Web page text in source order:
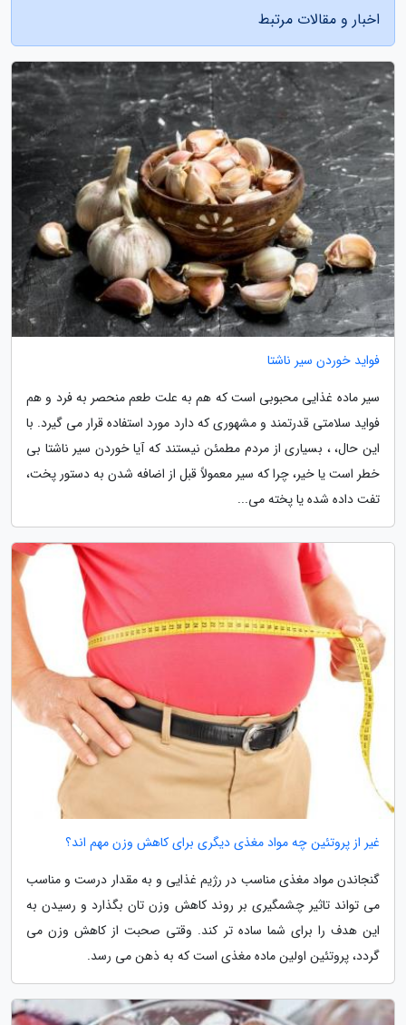
اخبار و مقالات مرتبط
فواید خوردن سیر ناشتا
سیر ماده غذایی محبوبی است که هم به علت طعم منحصر به فرد و هم
فواید سلامتی قدرتمند و مشهوری که دارد مورد استفاده قرار می گیرد. با
این حال، ، بسیاری از مردم مطمئن نیستند که آیا خوردن سیر ناشتا بی
خطر است یا خیر، چرا که سیر معمولاً قبل از اضافه شدن به دستور پخت،
تفت داده شده یا پخته می...
غیر از پروتئین چه مواد مغذی دیگری برای کاهش وزن مهم اند؟
گنجاندن مواد مغذی مناسب در رژیم غذایی و به مقدار درست و مناسب
می تواند تاثیر چشمگیری بر روند کاهش وزن تان بگذارد و رسیدن به
این هدف را برای شما ساده تر کند. وقتی صحبت از کاهش وزن می
گردد، پروتئین اولین ماده مغذی است که به ذهن می رسد.